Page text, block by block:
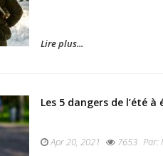
Lire plus...
Les 5 dangers de l’été
Apr 20, 2021 7653 Par: